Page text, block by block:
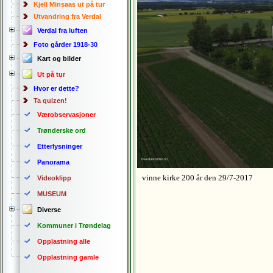
Kjell Minsaas ut på tur
Utvandring fra Verdal
Verdal fra luften
Foto gårder 1918-30
Kart og bilder
Ut på tur
Hvor er dette?
Ta quizen!
Værobservasjoner
Trønderske ord
Etterlysninger
Panorama
Videoklipp
MUSEUM
Diverse
Kommuner i Trøndelag
Opplastning alle
Opplastning gamle
vinne kirke 200 år den 29/7-2017